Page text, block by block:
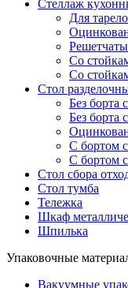
Стеллаж
Для
Со
Со
Стол
Без борта
Без борта
С бортом
С бортом
Стол сбора
Стол тумба
Тележка
Шкаф
Шпилька
Упаковочные
Вакуумные